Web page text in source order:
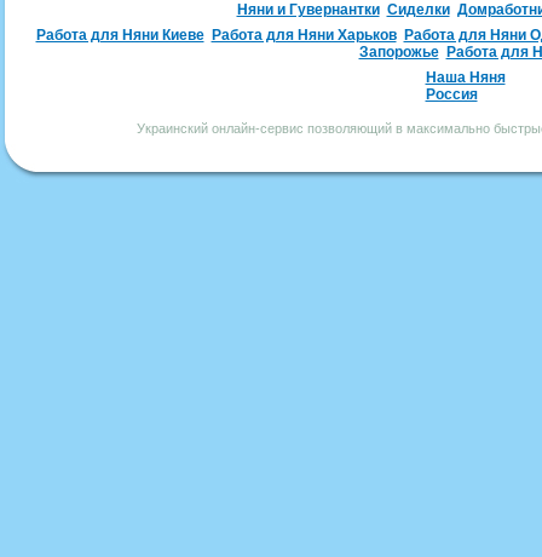
Няни и Гувернантки Сиделки
Работа для Няни Киеве
Работа для Няни Харьков
Работа для Няни
Запорожье
Работа для
Наша Няня
Россия
Украинский онлайн-сервис позволяющий в максимально